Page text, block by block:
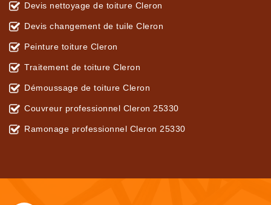
Devis nettoyage de toiture Cleron
Devis changement de tuile Cleron
Peinture toiture Cleron
Traitement de toiture Cleron
Démoussage de toiture Cleron
Couvreur professionnel Cleron 25330
Ramonage professionnel Cleron 25330